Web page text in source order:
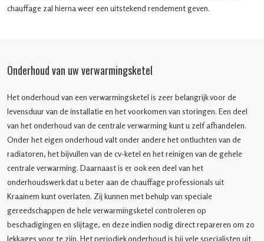
chauffage zal hierna weer een uitstekend rendement geven.
Onderhoud van uw verwarmingsketel
Het onderhoud van een verwarmingsketel is zeer belangrijk voor de
levensduur van de installatie en het voorkomen van storingen. Een deel
van het onderhoud van de centrale verwarming kunt u zelf afhandelen.
Onder het eigen onderhoud valt onder andere het ontluchten van de
radiatoren, het bijvullen van de cv-ketel en het reinigen van de gehele
centrale verwarming. Daarnaast is er ook een deel van het
onderhoudswerk dat u beter aan de chauffage professionals uit
Kraainem kunt overlaten. Zij kunnen met behulp van speciale
gereedschappen de hele verwarmingsketel controleren op
beschadigingen en slijtage, en deze indien nodig direct repareren om zo
lekkages voor te zijn. Het periodiek onderhoud is bij vele specialisten uit